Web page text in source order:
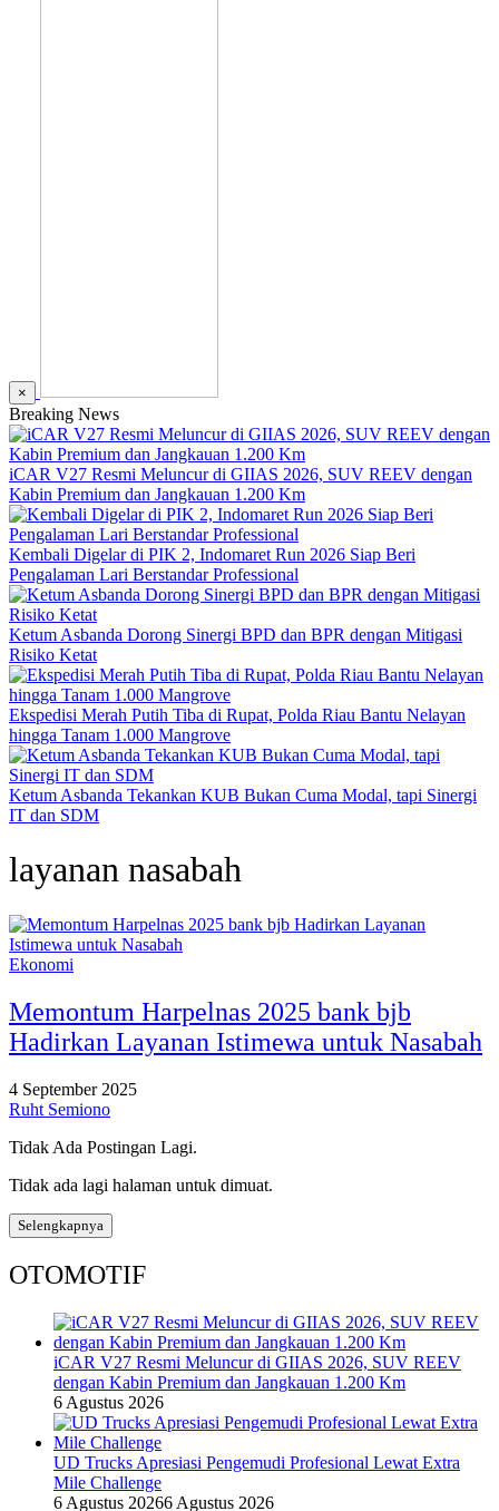
×
Breaking News
iCAR V27 Resmi Meluncur di GIIAS 2026, SUV REEV dengan
Kabin Premium dan Jangkauan 1.200 Km
Kembali Digelar di PIK 2, Indomaret Run 2026 Siap Beri
Pengalaman Lari Berstandar Professional
Ketum Asbanda Dorong Sinergi BPD dan BPR dengan Mitigasi
Risiko Ketat
Ekspedisi Merah Putih Tiba di Rupat, Polda Riau Bantu Nelayan
hingga Tanam 1.000 Mangrove
Ketum Asbanda Tekankan KUB Bukan Cuma Modal, tapi Sinergi
IT dan SDM
layanan nasabah
Ekonomi
Memontum Harpelnas 2025 bank bjb
Hadirkan Layanan Istimewa untuk Nasabah
4 September 2025
Ruht Semiono
Tidak Ada Postingan Lagi.
Tidak ada lagi halaman untuk dimuat.
Selengkapnya
OTOMOTIF
iCAR V27 Resmi Meluncur di GIIAS 2026, SUV REEV
dengan Kabin Premium dan Jangkauan 1.200 Km
6 Agustus 2026
UD Trucks Apresiasi Pengemudi Profesional Lewat Extra
Mile Challenge
6 Agustus 20266 Agustus 2026